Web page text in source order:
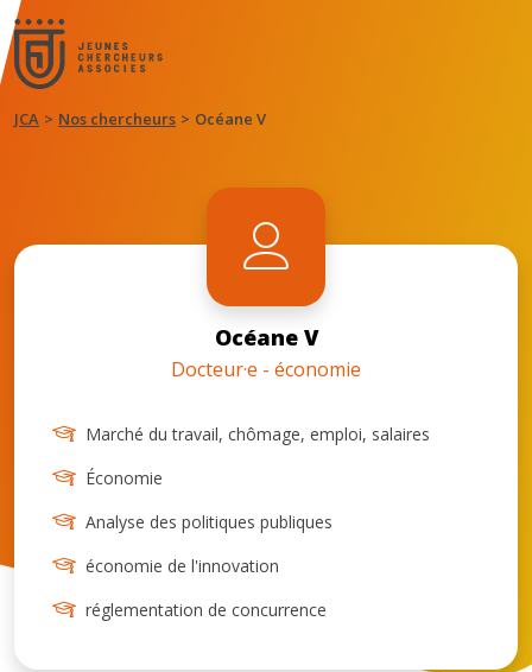
JCA Nos chercheurs Océane V
Océane V
Docteur·e - économie
Marché du travail, chômage, emploi, salaires
Économie
Analyse des politiques publiques
économie de l'innovation
réglementation de concurrence